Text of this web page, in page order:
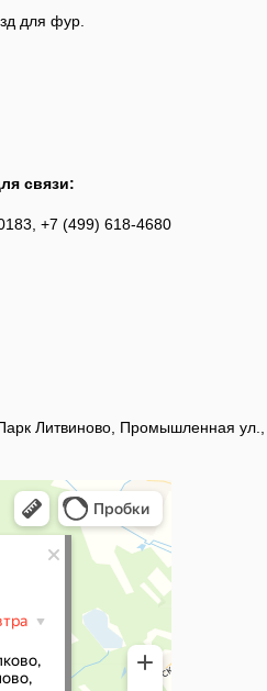
для фур.
связи:
+7 (499) 618-4680
Литвиново, Промышленная ул.,